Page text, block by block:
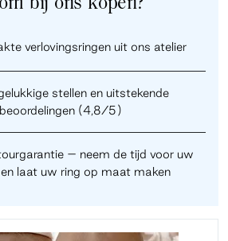
bij ons kopen?
verlovingsringen uit ons atelier
stellen en uitstekende
beoordelingen (4,8/5)
– neem de tijd voor uw
laat uw ring op maat maken